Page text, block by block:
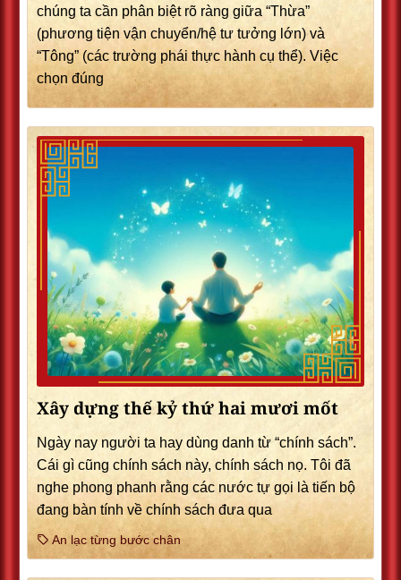
chúng ta cần phân biệt rõ ràng giữa “Thừa”
(phương tiện vận chuyển/hệ tư tưởng lớn) và
“Tông” (các trường phái thực hành cụ thể). Việc
chọn đúng
Xây dựng thế kỷ thứ hai mươi mốt
Ngày nay người ta hay dùng danh từ “chính sách”.
Cái gì cũng chính sách này, chính sách nọ. Tôi đã
nghe phong phanh rằng các nước tự gọi là tiến bộ
đang bàn tính về chính sách đưa qua
An lạc từng bước chân